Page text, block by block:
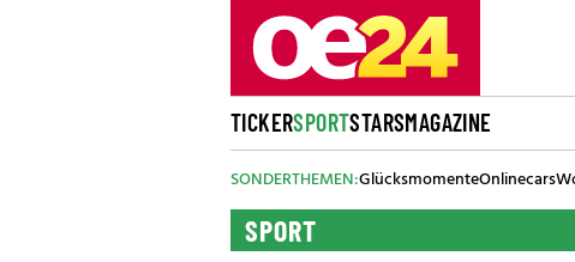
TICKERSPORTSTARSMAGAZINE
SONDERTHEMEN:GlücksmomenteOnlinecars
SPORT